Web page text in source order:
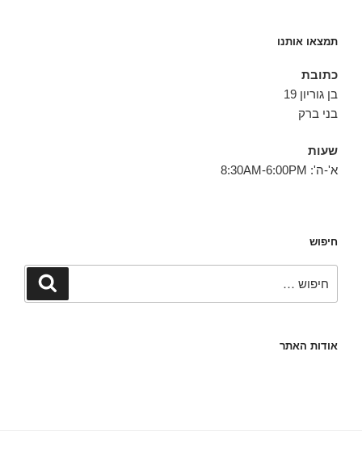
תמצאו אותנו
כתובת
בן גוריון 19
בני ברק
שעות
א'-ה': 8:30AM-6:00PM
חיפוש
חיפוש
אודות האתר